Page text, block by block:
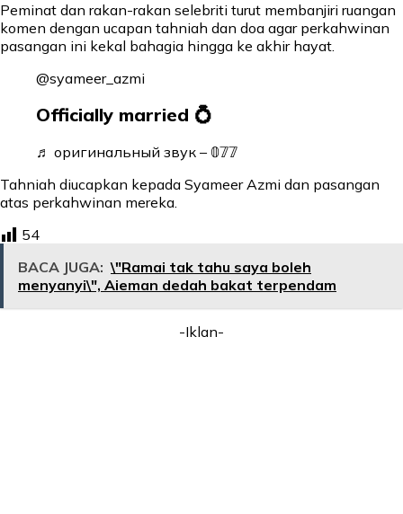
Peminat dan rakan-rakan selebriti turut membanjiri ruangan
komen dengan ucapan tahniah dan doa agar perkahwinan
pasangan ini kekal bahagia hingga ke akhir hayat.
@syameer_azmi
Officially married 💍
♬ оригинальный звук – 𝟘𝟟𝟟
Tahniah diucapkan kepada Syameer Azmi dan pasangan
atas perkahwinan mereka.
54
BACA JUGA: \"Ramai tak tahu saya boleh
menyanyi\", Aieman dedah bakat terpendam
-Iklan-